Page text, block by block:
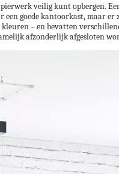
veilig kunt opbergen.
goede kantoorkast, maar
– en bevatten
afzonderlijk afgesloten